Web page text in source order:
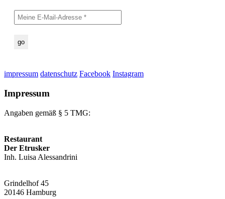
impressum datenschutz Facebook Instagram
Impressum
Angaben gemäß § 5 TMG:
Restaurant
Der Etrusker
Inh. Luisa Alessandrini
Grindelhof 45
20146 Hamburg